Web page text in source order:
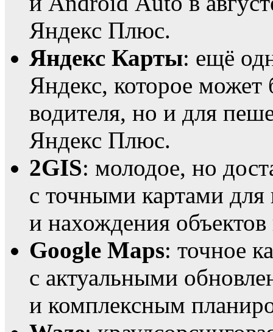
Яндекс Плюс.
Яндекс Карты: ещё
Яндекс, которое может
водителя, но и для
Яндекс Плюс.
2GIS: молодое, но
с точными картами
и нахождения объектов
Google Maps: точное
с актуальными
и комплексным